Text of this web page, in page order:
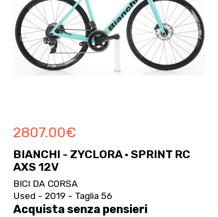
2807.00€
BIANCHI - ZYCLORA · SPRINT RC
AXS 12V
BICI DA CORSA
Used - 2019 - Taglia 56
Acquista senza pensieri